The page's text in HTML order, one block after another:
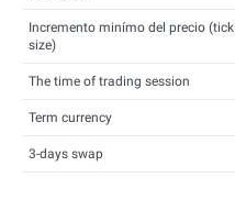
Incremento minímo del precio (tick
size)
The time of trading session
Term currency
3-days swap